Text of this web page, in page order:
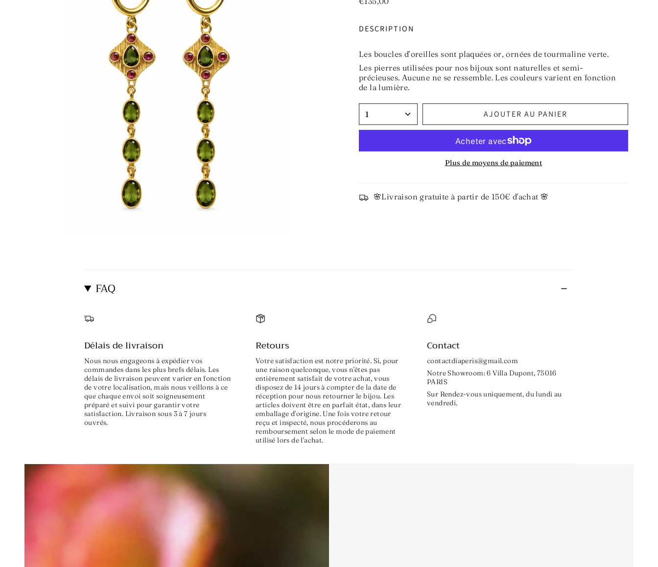
DESCRIPTION
Les boucles d’oreilles sont plaquées or, ornées de tourmaline verte.
Les pierres utilisées pour nos bijoux sont naturelles et semi-
précieuses. Aucune ne se ressemble. Les couleurs varient en fonction
de la lumière.
1 AJOUTER AU PANIER
Plus de moyens de paiement
🌸Livraison gratuite à partir de 150€ d'achat 🌸
FAQ
Délais de livraison
Nous nous engageons à expédier vos
commandes dans les plus brefs délais. Les
délais de livraison peuvent varier en fonction
de votre localisation, mais nous veillons à ce
que chaque envoi soit soigneusement
préparé et suivi pour garantir votre
satisfaction. Livraison sous 3 à 7 jours
ouvrés.
Retours
Votre satisfaction est notre priorité. Si, pour
une raison quelconque, vous n'êtes pas
entièrement satisfait de votre achat, vous
disposez de 14 jours à compter de la date de
réception pour nous retourner le bijou. Les
articles doivent être en parfait état, dans leur
emballage d'origine. Une fois votre retour
reçu et inspecté, nous procéderons au
remboursement selon le mode de paiement
utilisé lors de l'achat.
Contact
contactdiaperis@gmail.com
Notre Showroom: 6 Villa Dupont, 75016
PARIS
Sur Rendez-vous uniquement, du lundi au
vendredi.